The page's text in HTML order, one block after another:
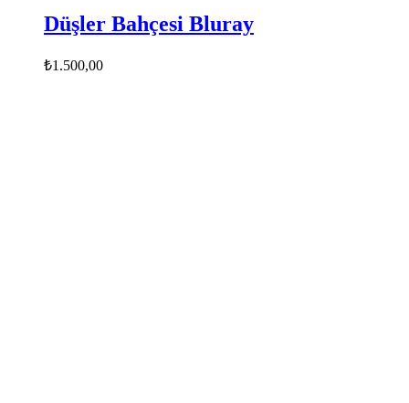
Düşler Bahçesi Bluray
₺1.500,00